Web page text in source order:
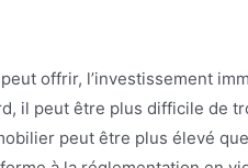
offrir, l’investissement
il peut être plus difficile de
peut être plus élevé